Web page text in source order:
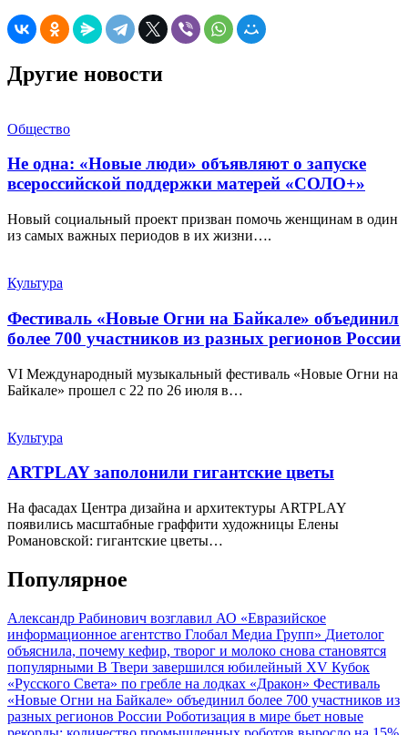
Другие новости
Общество
Не одна: «Новые люди» объявляют о запуске
всероссийской поддержки матерей «СОЛО+»
Новый социальный проект призван помочь женщинам в один
из самых важных периодов в их жизни….
Культура
Фестиваль «Новые Огни на Байкале» объединил
более 700 участников из разных регионов России
VI Международный музыкальный фестиваль «Новые Огни на
Байкале» прошел с 22 по 26 июля в…
Культура
ARTPLAY заполонили гигантские цветы
На фасадах Центра дизайна и архитектуры ARTPLAY
появились масштабные граффити художницы Елены
Романовской: гигантские цветы…
Популярное
Александр Рабинович возглавил АО «Евразийское
информационное агентство Глобал Медиа Групп» Диетолог
объяснила, почему кефир, творог и молоко снова становятся
популярными В Твери завершился юбилейный XV Кубок
«Русского Света» по гребле на лодках «Дракон» Фестиваль
«Новые Огни на Байкале» объединил более 700 участников из
разных регионов России Роботизация в мире бьет новые